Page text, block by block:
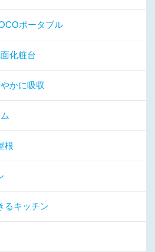
ポータブル
化粧台
かに吸収
根
るキッチン